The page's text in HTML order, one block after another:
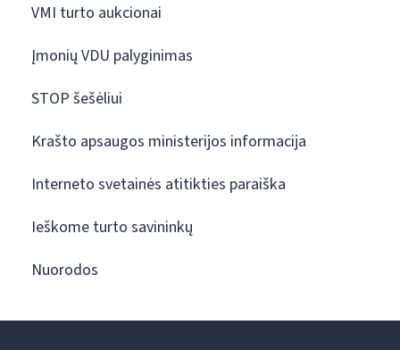
VMI turto aukcionai
Įmonių VDU palyginimas
STOP šešėliui
Krašto apsaugos ministerijos informacija
Interneto svetainės atitikties paraiška
Ieškome turto savininkų
Nuorodos